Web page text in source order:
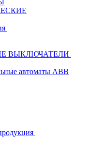
ВЫКЛЮЧАТЕЛИ
автоматы ABB